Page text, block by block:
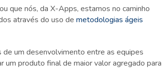
que nós, da X-Apps, estamos no caminho
através do uso de metodologias ágeis
um desenvolvimento entre as equipes
um produto final de maior valor agregado para